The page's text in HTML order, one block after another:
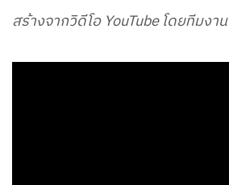
สร้างจากวิดีโอ YouTube โดยทีมงาน